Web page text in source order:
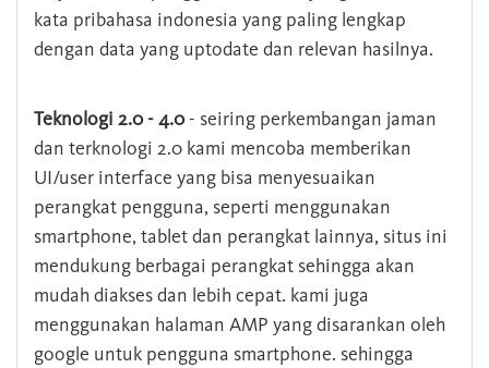
kata pribahasa indonesia yang paling lengkap
dengan data yang uptodate dan relevan hasilnya.
Teknologi 2.0 - 4.0- seiring perkembangan jaman
dan terknologi 2.0 kami mencoba memberikan
UI/user interface yang bisa menyesuaikan
perangkat pengguna, seperti menggunakan
smartphone, tablet dan perangkat lainnya, situs ini
mendukung berbagai perangkat sehingga akan
mudah diakses dan lebih cepat. kami juga
menggunakan halaman AMP yang disarankan oleh
google untuk pengguna smartphone. sehingga